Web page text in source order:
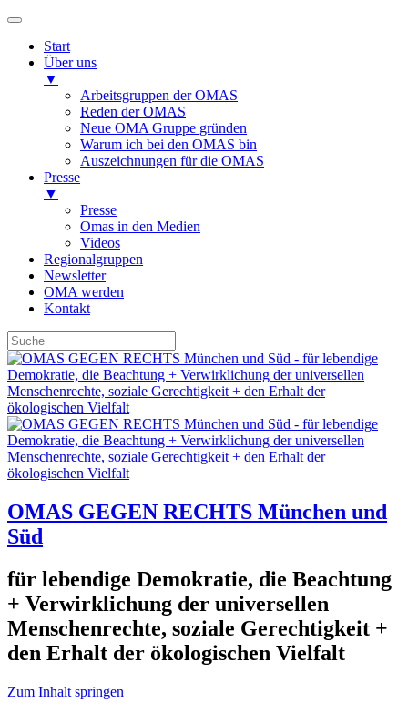
Start
Über uns
▼
Arbeitsgruppen der OMAS
Reden der OMAS
Neue OMA Gruppe gründen
Warum ich bei den OMAS bin
Auszeichnungen für die OMAS
Presse
▼
Presse
Omas in den Medien
Videos
Regionalgruppen
Newsletter
OMA werden
Kontakt
OMAS GEGEN RECHTS München und
Süd
für lebendige Demokratie, die Beachtung
+ Verwirklichung der universellen
Menschenrechte, soziale Gerechtigkeit +
den Erhalt der ökologischen Vielfalt
Zum Inhalt springen